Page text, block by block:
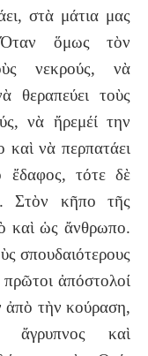
στὰ μάτια μας
ὅμως τὸν
νεκρούς, νὰ
θεραπεύει τοὺς
νὰ ἤρεμέί την
καὶ νὰ περπατάει
τότε δὲ
Στὸν κῆπο τῆς
καὶ ὡς ἄνθρωπο.
σπουδαιότερους
ἀπόστολοί
ἀπὸ τὴν κούραση,
ἄγρυπνος καὶ